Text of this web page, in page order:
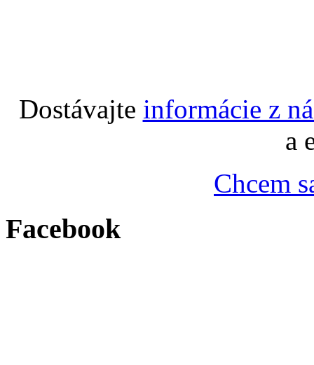
Dostávajte informácie z
a
Chcem
Facebook